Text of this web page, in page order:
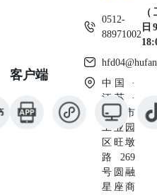
客户端
0512-
88971002
日
中国 ·
江苏 ·
苏州市
工业园
区旺墩
路269
号圆融
星座商